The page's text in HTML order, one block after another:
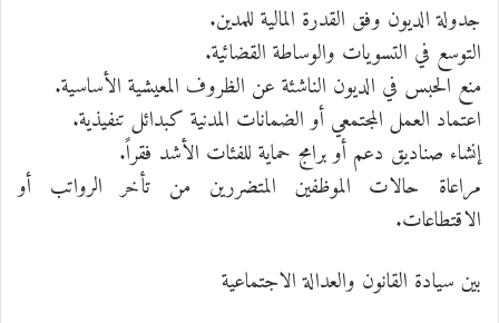
جدولة الديون وفق القدرة المالية للمدين.
التوسع في التسويات والوساطة القضائية.
منع الحبس في الديون الناشئة عن الظروف المعيشية الأساسية.
اعتماد العمل المجتمعي أو الضمانات المدنية كبدائل تنفيذية.
إنشاء صناديق دعم أو برامج حماية للفئات الأشد فقراً.
مراعاة حالات الموظفين المتضررين من تأخر الرواتب أو
الاقتطاعات.
بين سيادة القانون والعدالة الاجتماعية